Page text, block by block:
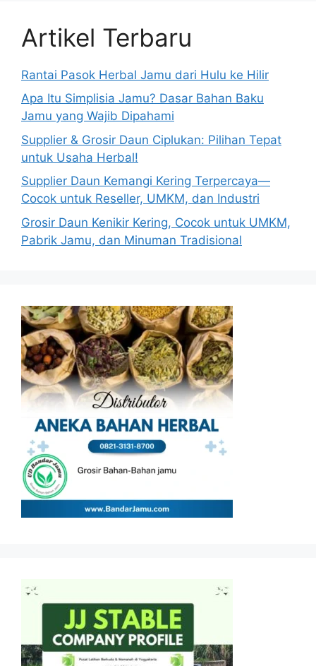
Artikel Terbaru
Rantai Pasok Herbal Jamu dari Hulu ke Hilir
Apa Itu Simplisia Jamu? Dasar Bahan Baku
Jamu yang Wajib Dipahami
Supplier & Grosir Daun Ciplukan: Pilihan Tepat
untuk Usaha Herbal!
Supplier Daun Kemangi Kering Terpercaya—
Cocok untuk Reseller, UMKM, dan Industri
Grosir Daun Kenikir Kering, Cocok untuk UMKM,
Pabrik Jamu, dan Minuman Tradisional